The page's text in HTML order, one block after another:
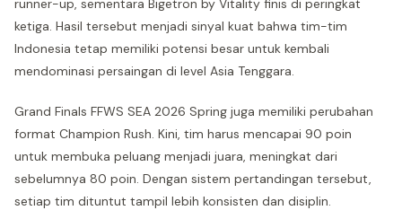
runner-up, sementara Bigetron by Vitality finis di peringkat
ketiga. Hasil tersebut menjadi sinyal kuat bahwa tim-tim
Indonesia tetap memiliki potensi besar untuk kembali
mendominasi persaingan di level Asia Tenggara.
Grand Finals FFWS SEA 2026 Spring juga memiliki perubahan
format Champion Rush. Kini, tim harus mencapai 90 poin
untuk membuka peluang menjadi juara, meningkat dari
sebelumnya 80 poin. Dengan sistem pertandingan tersebut,
setiap tim dituntut tampil lebih konsisten dan disiplin.